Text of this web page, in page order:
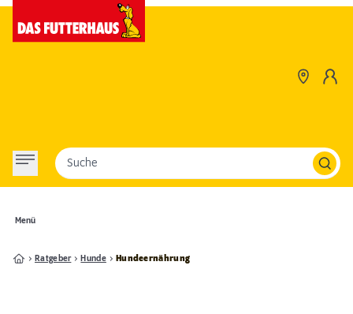
Menü
Suche
Ratgeber Hunde Hundeernährung